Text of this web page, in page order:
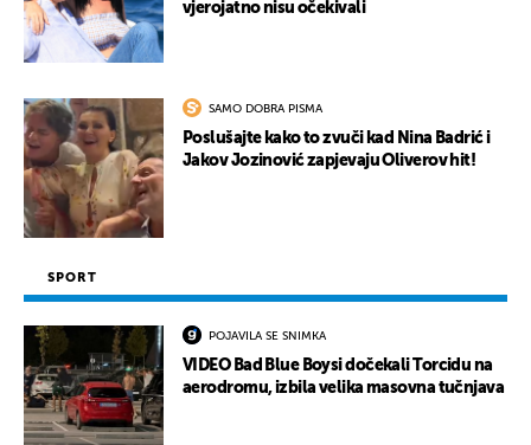
vjerojatno nisu očekivali
SAMO DOBRA PISMA
Poslušajte kako to zvuči kad Nina Badrić i
Jakov Jozinović zapjevaju Oliverov hit!
SPORT
POJAVILA SE SNIMKA
VIDEO Bad Blue Boysi dočekali Torcidu na
aerodromu, izbila velika masovna tučnjava